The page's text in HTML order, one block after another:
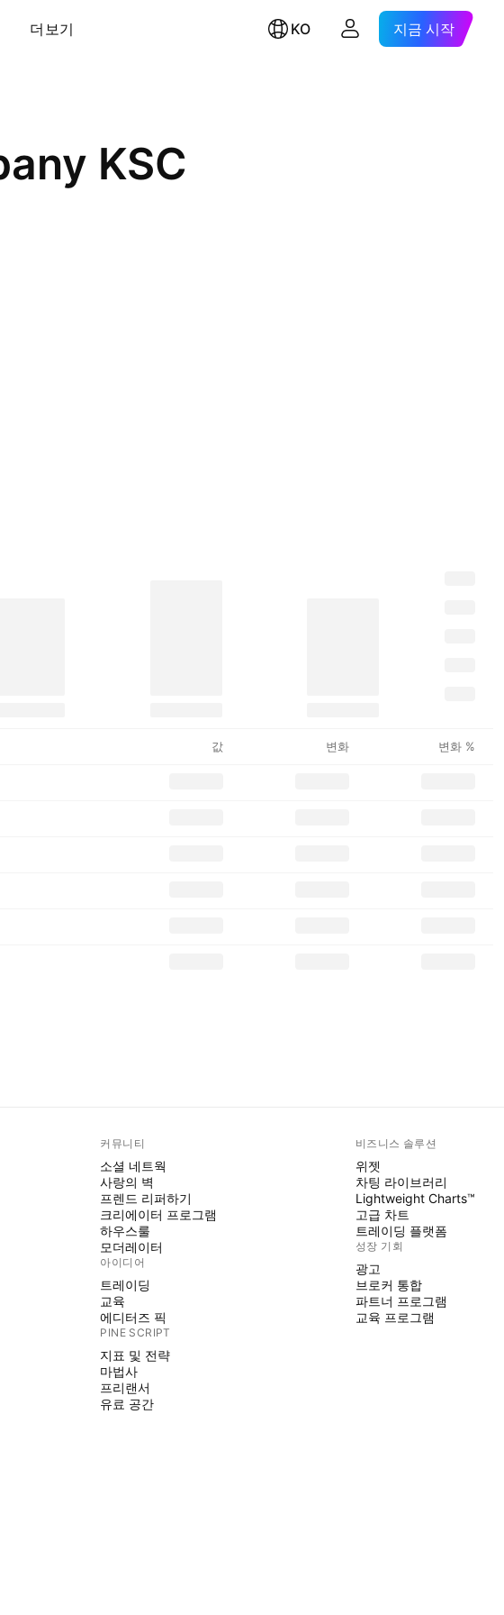
더보기 KO 지금 시작
KSC
값 변화 변화 %
커뮤니티
소셜 네트웍
사랑의 벽
프렌드 리퍼하기
크리에이터 프로그램
하우스룰
모더레이터
아이디어
트레이딩
교육
에디터즈 픽
PINE SCRIPT
지표 및 전략
마법사
프리랜서
유료 공간
비즈니스 솔루션
위젯
차팅 라이브러리
Lightweight Charts™
고급 차트
트레이딩 플랫폼
성장 기회
광고
브로커 통합
파트너 프로그램
교육 프로그램